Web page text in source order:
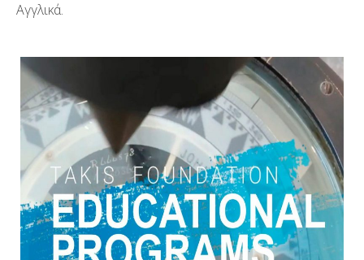
Βιβλιογραφία
Έρευνα
ΙΔΡΥΜΑ ΤΑΚΙΣ
Το Ίδρυμα
Δικαιώματα
Συλλογή
Εκπ. Προγράμματα – Ξεναγήσεις
Αγγλικά.